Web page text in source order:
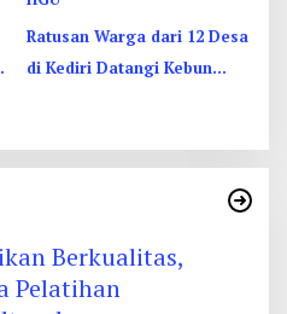
Ratusan Warga dari 12 Desa
di Kediri Datangi Kebun